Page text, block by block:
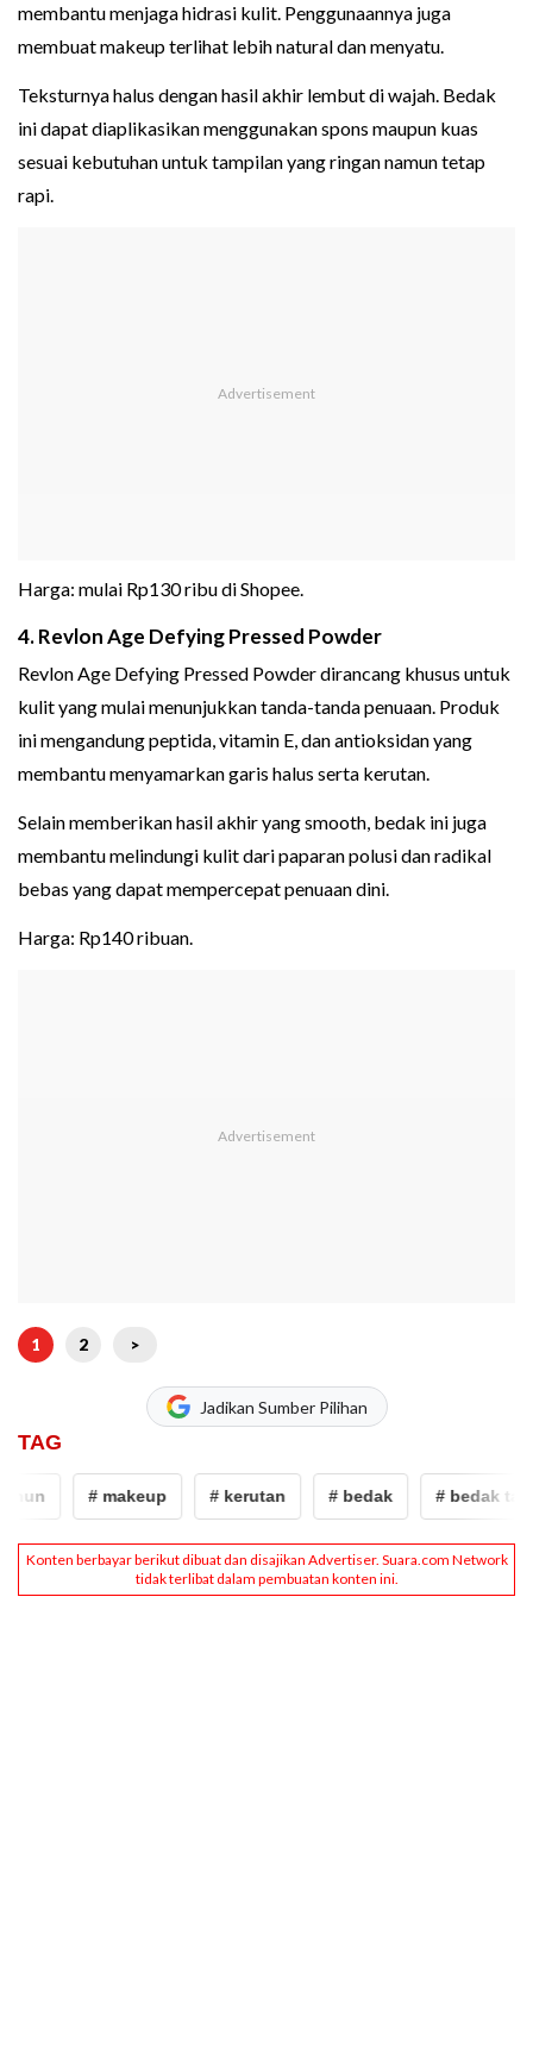
membantu menjaga hidrasi kulit. Penggunaannya juga
membuat makeup terlihat lebih natural dan menyatu.
Teksturnya halus dengan hasil akhir lembut di wajah. Bedak
ini dapat diaplikasikan menggunakan spons maupun kuas
sesuai kebutuhan untuk tampilan yang ringan namun tetap
rapi.
Harga: mulai Rp130 ribu di Shopee.
4. Revlon Age Defying Pressed Powder
Revlon Age Defying Pressed Powder dirancang khusus untuk
kulit yang mulai menunjukkan tanda-tanda penuaan. Produk
ini mengandung peptida, vitamin E, dan antioksidan yang
membantu menyamarkan garis halus serta kerutan.
Selain memberikan hasil akhir yang smooth, bedak ini juga
membantu melindungi kulit dari paparan polusi dan radikal
bebas yang dapat mempercepat penuaan dini.
Harga: Rp140 ribuan.
1 2 >
Jadikan Sumber Pilihan
TAG
# makeup # kerutan # bedak # bedak tabur